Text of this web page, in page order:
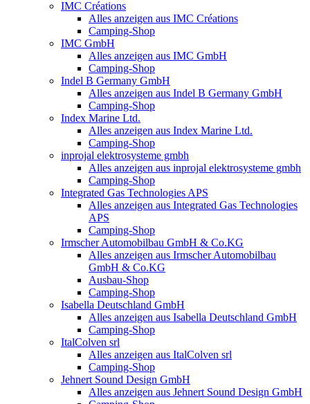
IMC Créations
Alles anzeigen aus IMC Créations
Camping-Shop
IMC GmbH
Alles anzeigen aus IMC GmbH
Camping-Shop
Indel B Germany GmbH
Alles anzeigen aus Indel B Germany GmbH
Camping-Shop
Index Marine Ltd.
Alles anzeigen aus Index Marine Ltd.
Camping-Shop
inprojal elektrosysteme gmbh
Alles anzeigen aus inprojal elektrosysteme gmbh
Camping-Shop
Integrated Gas Technologies APS
Alles anzeigen aus Integrated Gas Technologies
APS
Camping-Shop
Irmscher Automobilbau GmbH & Co.KG
Alles anzeigen aus Irmscher Automobilbau
GmbH & Co.KG
Ausbau-Shop
Camping-Shop
Isabella Deutschland GmbH
Alles anzeigen aus Isabella Deutschland GmbH
Camping-Shop
ItalColven srl
Alles anzeigen aus ItalColven srl
Camping-Shop
Jehnert Sound Design GmbH
Alles anzeigen aus Jehnert Sound Design GmbH